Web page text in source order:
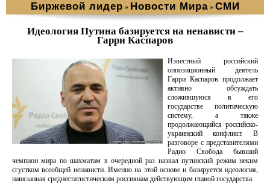
Биржевой лидер » Новости Мира » СМИ
Идеология Путина базируется на ненависти –
Гарри Каспаров
Известный российский
оппозиционный деятель
Гарри Каспаров продолжает
активно обсуждать
сложившуюся в его
государстве политическую
систему, а также
продолжающийся российско-
украинский конфликт. В
разговоре с представителями
Радио Свобода бывший
чемпион мира по шахматам в очередной раз назвал путинский режим неким
сгустком всеобщей ненависти. Именно на этой основе и базируется идеология,
навязанная среднестатистическим россиянам действующим главой государства.